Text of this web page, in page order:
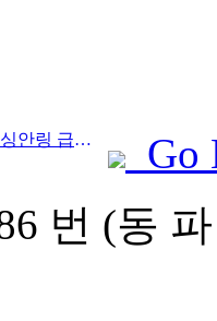
Prev:'후룬부이 삼림 만남 - 다싱안링 급행열차 - 별빛 열차 - 천이 여행' 관광열차가 첫 운행을 시작합니다.
Go
번 (동